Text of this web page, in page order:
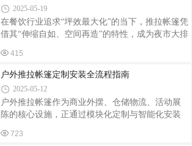
的相关要点。前期规划：精准定位与场地考量明
确帐篷用途与风格火锅店在安装帐篷前，需先明
确帐篷的主要用途。是主打浪漫的情侣用餐，还
是营造热闹的聚会氛围，亦或是作为特色景观吸
引游客打卡？不同的用途决定了帐篷的风格和布
帐篷，搭配柔和的灯光和鲜花装饰；而聚会
2025-05-19
在餐饮行业追求“坪效最大化”的当下，推拉帐篷凭
借其“伸缩自如、空间再造”的特性，成为夜市大排
据显示，2024年餐饮行业外摆区域使用推拉帐篷
的商户数量同比增长67%，带动相关市场规模突破
15亿元，其灵活性与实用性正重塑户外餐饮空间
的价值逻辑。一、功能革新：从遮风挡雨到场景
定制推拉帐篷的核心优势在于其可伸缩结构。传
统大排档受天气制约，雨季日均客流量下降40%，
而采用推拉帐篷后，某海鲜烧烤店通过“晴天全开
415
户外推拉帐篷定制安装全流程指南
2025-05-12
户外推拉帐篷作为商业外摆、仓储物流、活动展
陈的核心设施，正通过模块化定制与智能化安装
架+PVC双涂层篷布结构，使帐篷抗风等级达8
723